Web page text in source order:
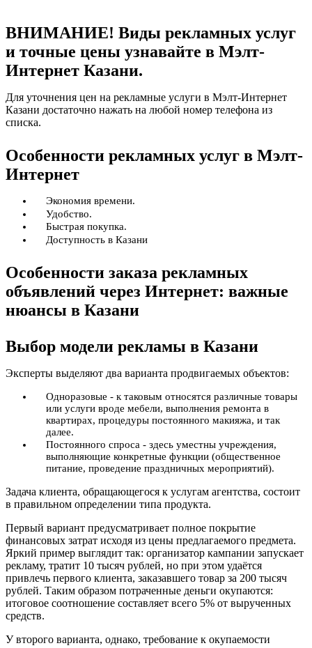
ВНИМАНИЕ! Виды рекламных услуг
и точные цены узнавайте в Мэлт-
Интернет Казани.
Для уточнения цен на рекламные услуги в Мэлт-Интернет
Казани достаточно нажать на любой номер телефона из
списка.
Особенности рекламных услуг в Мэлт-
Интернет
Экономия времени.
Удобство.
Быстрая покупка.
Доступность в Казани
Особенности заказа рекламных
объявлений через Интернет: важные
нюансы в Казани
Выбор модели рекламы в Казани
Эксперты выделяют два варианта продвигаемых объектов:
Одноразовые - к таковым относятся различные товары
или услуги вроде мебели, выполнения ремонта в
квартирах, процедуры постоянного макияжа, и так
далее.
Постоянного спроса - здесь уместны учреждения,
выполняющие конкретные функции (общественное
питание, проведение праздничных мероприятий).
Задача клиента, обращающегося к услугам агентства, состоит
в правильном определении типа продукта.
Первый вариант предусматривает полное покрытие
финансовых затрат исходя из цены предлагаемого предмета.
Яркий пример выглядит так: организатор кампании запускает
рекламу, тратит 10 тысяч рублей, но при этом удаётся
привлечь первого клиента, заказавшего товар за 200 тысяч
рублей. Таким образом потраченные деньги окупаются:
итоговое соотношение составляет всего 5% от вырученных
средств.
У второго варианта, однако, требование к окупаемости